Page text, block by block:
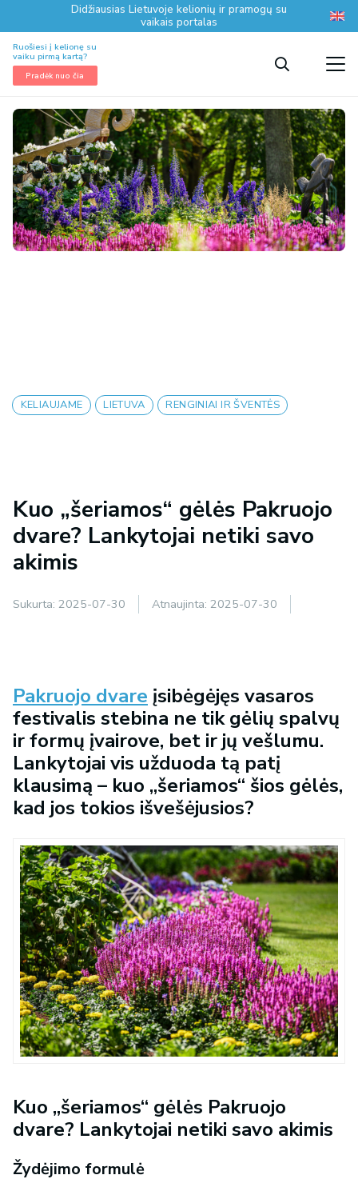
Didžiausias Lietuvoje kelionių ir pramogų su
vaikais portalas
Ruošiesi į kelionę su
vaiku pirmą kartą?
Pradėk nuo čia
KELIAUJAME LIETUVA RENGINIAI IR ŠVENTĖS
Kuo „šeriamos“ gėlės Pakruojo
dvare? Lankytojai netiki savo
akimis
Sukurta: 2025-07-30 Atnaujinta: 2025-07-30
Pakruojo dvare įsibėgėjęs vasaros
festivalis stebina ne tik gėlių spalvų
ir formų įvairove, bet ir jų vešlumu.
Lankytojai vis užduoda tą patį
klausimą – kuo „šeriamos“ šios gėlės,
kad jos tokios išvešėjusios?
Kuo „šeriamos“ gėlės Pakruojo
dvare? Lankytojai netiki savo akimis
Žydėjimo formulė